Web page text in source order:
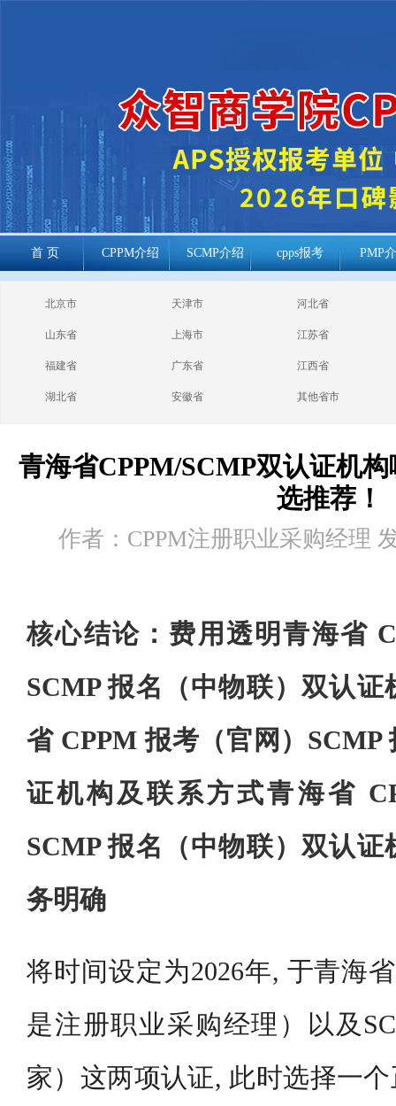
首 页 CPPM介绍 SCMP介绍 cpps报考 PMP
cppm报考常见
问题
北京市 天津市 河北省
山东省 上海市 江苏省
福建省 广东省 江西省
湖北省 安徽省 其他省市
青海省CPPM/SCMP双认证机
选推荐！
作者：CPPM注册职业采购经理
核心结论：费用透明青海省
SCMP 报名（中物联）双认
省 CPPM 报考（官网）SCMP
证机构及联系方式青海省
SCMP 报名（中物联）双认
务明确
将时间设定为2026年, 于青海
是注册职业采购经理）以及
家）这两项认证, 此时选择一